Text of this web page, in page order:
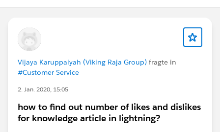
Vijaya Karuppaiyah (Viking Raja Group) fragte in
#Customer Service
2. Jan. 2020, 15:05
how to find out number of likes and dislikes
for knowledge article in lightning?